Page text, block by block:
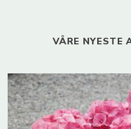
VÅRE NYESTE